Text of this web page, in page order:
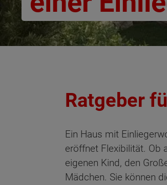
Ratgeber
Ein Haus mit
eröffnet Flexibilität. Ob
eigenen Kind, den
Mädchen. Sie können